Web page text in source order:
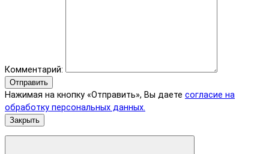
Комментарий:
Отправить
Нажимая на кнопку «Отправить», Вы даете согласие на
обработку персональных данных.
Закрыть